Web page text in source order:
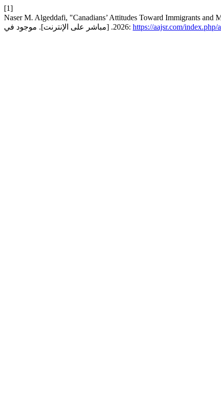
[1]
Naser M. Algeddafi, "Canadians’ Attitudes Toward Immigrants and
2026. [مباشر على الإنترنت]. موجود في: https://aajsr.com/